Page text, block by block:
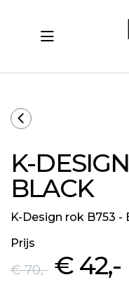
(Men)
(Sale)
Toggle
K-
BLACK
K-Design rok B753 -
Prijs
€ 70,- € 42,-